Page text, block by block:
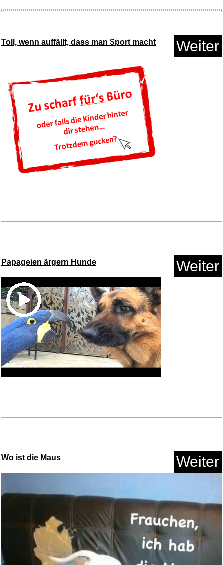
COQOYO Fussball Trikot Kinder
Im Schönsten Wiesengrunde...
Toll, wenn auffällt, dass man Sport macht Weiter
Papageien ärgern Hunde Weiter
Wo ist die Maus Weiter